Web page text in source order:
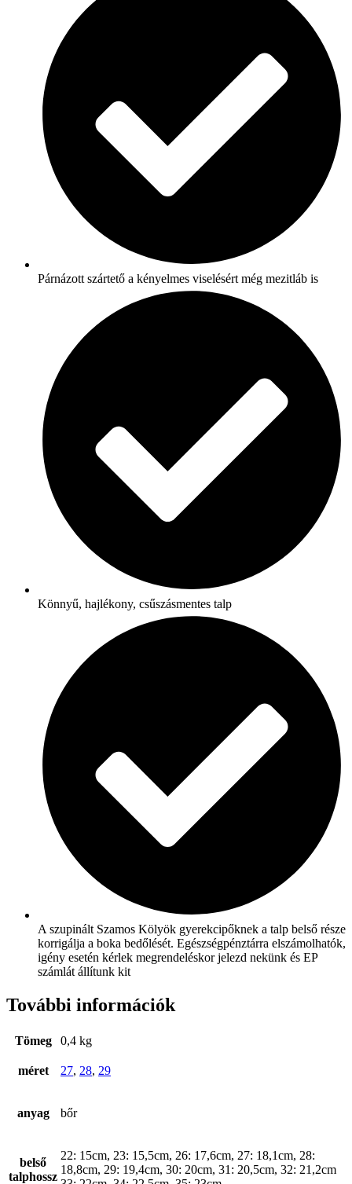
Párnázott szártető a kényelmes viselésért még mezitláb is
Könnyű, hajlékony, csűszásmentes talp
A szupinált Szamos Kölyök gyerekcipőknek a talp belső része
korrigálja a boka bedőlését. Egészségpénztárra elszámolhatók,
igény esetén kérlek megrendeléskor jelezd nekünk és EP
számlát állítunk kit
További információk
Tömeg 0,4 kg
méret 27, 28, 29
anyag bőr
belső
talphossz
22: 15cm, 23: 15,5cm, 26: 17,6cm, 27: 18,1cm, 28:
18,8cm, 29: 19,4cm, 30: 20cm, 31: 20,5cm, 32: 21,2cm